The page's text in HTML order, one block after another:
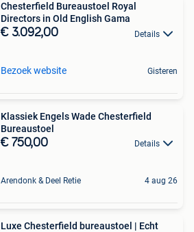
Chesterfield Bureaustoel Royal
Directors in Old English Gama
€ 3.092,00 Details
Bezoek website Gisteren
Klassiek Engels Wade Chesterfield
Bureaustoel
€ 750,00 Details
Arendonk & Deel Retie 4 aug 26
Luxe Chesterfield bureaustoel | Echt